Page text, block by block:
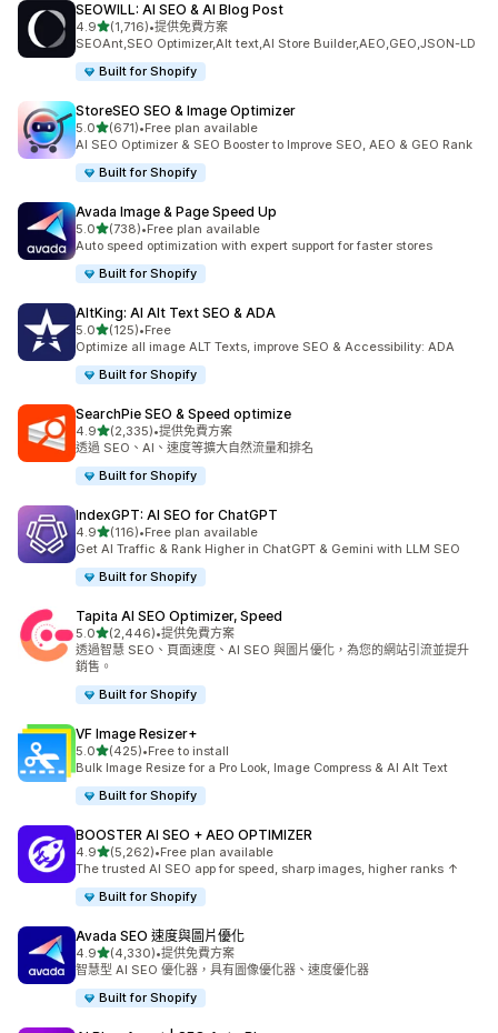
SEOWILL: AI SEO & AI Blog Post
4.9滿分 5 顆星
(1,716)
共有 1716 則評價
•提供免費方案
SEOAnt,SEO Optimizer,Alt text,AI Store Builder,AEO,GEO,JSON-LD
Built for Shopify
StoreSEO SEO & Image Optimizer
5.0滿分 5 顆星
(671)
共有 671 則評價
•Free plan available
AI SEO Optimizer & SEO Booster to Improve SEO, AEO & GEO Rank
Built for Shopify
Avada Image & Page Speed Up
5.0滿分 5 顆星
(738)
共有 738 則評價
•Free plan available
Auto speed optimization with expert support for faster stores
Built for Shopify
AltKing: AI Alt Text SEO & ADA
5.0滿分 5 顆星
(125)
共有 125 則評價
•Free
Optimize all image ALT Texts, improve SEO & Accessibility: ADA
Built for Shopify
SearchPie SEO & Speed optimize
4.9滿分 5 顆星
(2,335)
共有 2335 則評價
•提供免費方案
透過 SEO、AI、速度等擴大自然流量和排名
Built for Shopify
IndexGPT: AI SEO for ChatGPT
4.9滿分 5 顆星
(116)
共有 116 則評價
•Free plan available
Get AI Traffic & Rank Higher in ChatGPT & Gemini with LLM SEO
Built for Shopify
Tapita AI SEO Optimizer, Speed
5.0滿分 5 顆星
(2,446)
共有 2446 則評價
•提供免費方案
透過智慧 SEO、頁面速度、AI SEO 與圖片優化，為您的網站引流並提升
銷售。
Built for Shopify
VF Image Resizer+
5.0滿分 5 顆星
(425)
共有 425 則評價
•Free to install
Bulk Image Resize for a Pro Look, Image Compress & AI Alt Text
Built for Shopify
BOOSTER AI SEO + AEO OPTIMIZER
4.9滿分 5 顆星
(5,262)
共有 5262 則評價
•Free plan available
The trusted AI SEO app for speed, sharp images, higher ranks ↑
Built for Shopify
Avada SEO 速度與圖片優化
4.9滿分 5 顆星
(4,330)
共有 4330 則評價
•提供免費方案
智慧型 AI SEO 優化器，具有圖像優化器、速度優化器
Built for Shopify